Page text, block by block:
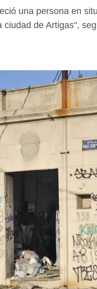
una persona en
ciudad de Artigas",